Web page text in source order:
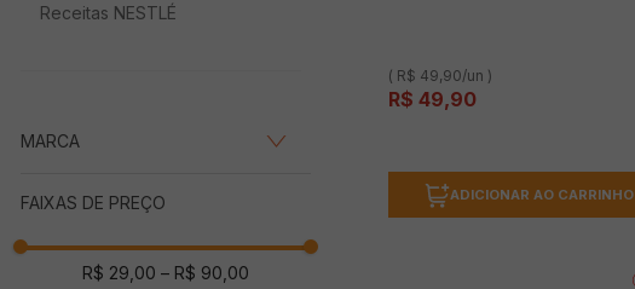
Receitas NESTLÉ
MARCA
ATLÂNTICA (1)
FAIXAS DE PREÇO
R$ 29,00 – R$ 90,00
( R$ 49,90/un )
R$ 49,90
ADICIONAR AO CARRINHO